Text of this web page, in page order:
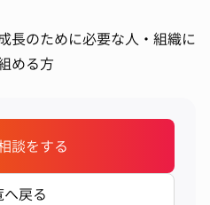
長のために必要な人・組織に
める方
談をする
へ戻る